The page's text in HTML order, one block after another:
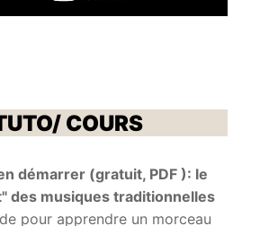
COURS
démarrer (gratuit, PDF ): le
des musiques traditionnelles
pour apprendre un morceau